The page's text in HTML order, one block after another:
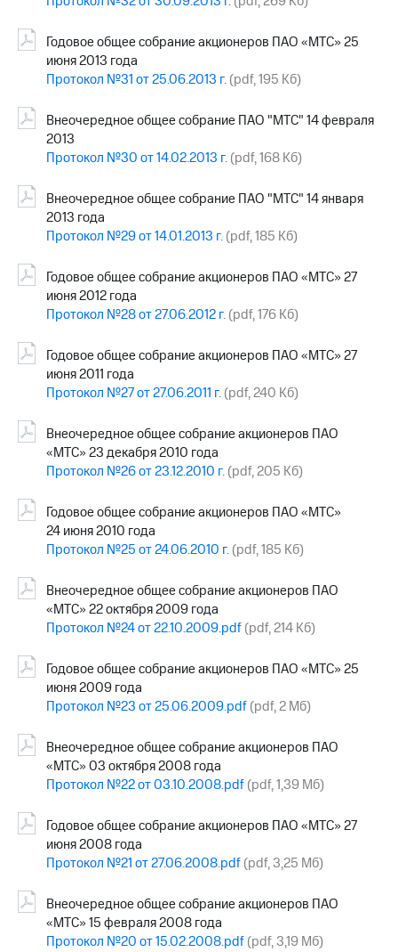
Годовое общее собрание акционеров ПАО «МТС» 25
июня 2013 года
Протокол №31 от 25.06.2013 г.(pdf, 195 Кб)
Внеочередное общее собрание ПАО "МТС" 14 февраля
2013
Протокол №30 от 14.02.2013 г.(pdf, 168 Кб)
Внеочередное общее собрание ПАО "МТС" 14 января
2013 года
Протокол №29 от 14.01.2013 г.(pdf, 185 Кб)
Годовое общее собрание акционеров ПАО «МТС» 27
июня 2012 года
Протокол №28 от 27.06.2012 г.(pdf, 176 Кб)
Годовое общее собрание акционеров ПАО «МТС» 27
июня 2011 года
Протокол №27 от 27.06.2011 г.(pdf, 240 Кб)
Внеочередное общее собрание акционеров ПАО
«МТС» 23 декабря 2010 года
Протокол №26 от 23.12.2010 г.(pdf, 205 Кб)
Годовое общее собрание акционеров ПАО «МТС»
24 июня 2010 года
Протокол №25 от 24.06.2010 г.(pdf, 185 Кб)
Внеочередное общее собрание акционеров ПАО
«МТС» 22 октября 2009 года
Протокол №24 от 22.10.2009.pdf(pdf, 214 Кб)
Годовое общее собрание акционеров ПАО «МТС» 25
июня 2009 года
Протокол №23 от 25.06.2009.pdf(pdf, 2 Мб)
Внеочередное общее собрание акционеров ПАО
«МТС» 03 октября 2008 года
Протокол №22 от 03.10.2008.pdf(pdf, 1,39 Мб)
Годовое общее собрание акционеров ПАО «МТС» 27
июня 2008 года
Протокол №21 от 27.06.2008.pdf(pdf, 3,25 Мб)
Внеочередное общее собрание акционеров ПАО
«МТС» 15 февраля 2008 года
Протокол №20 от 15.02.2008.pdf(pdf, 3,19 Мб)